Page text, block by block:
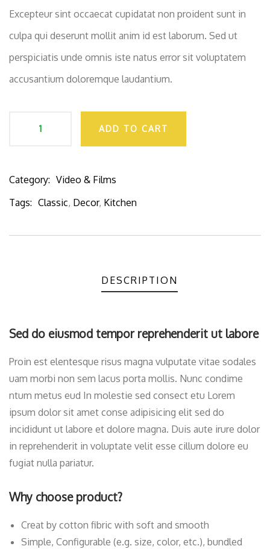
Excepteur sint occaecat cupidatat non proident sunt in
culpa qui deserunt mollit anim id est laborum. Sed ut
perspiciatis unde omnis iste natus error sit voluptatem
accusantium doloremque laudantium.
ADD TO CART
Category: Video & Films
Tags: Classic, Decor, Kitchen
DESCRIPTION
Sed do eiusmod tempor reprehenderit ut labore
Proin est elentesque risus magna vulputate vitae sodales
uam morbi non sem lacus porta mollis. Nunc condime
ntum metus eud In molestie sed consect etu Lorem
ipsum dolor sit amet conse adipisicing elit sed do
incididunt ut labore et dolore magna. Duis aute irure dolor
in reprehenderit in voluptate velit esse cillum dolore eu
fugiat nulla pariatur.
Why choose product?
Creat by cotton fibric with soft and smooth
Simple, Configurable (e.g. size, color, etc.), bundled